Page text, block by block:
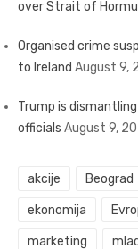
over Strait of
Organised crime
to Ireland August 9,
Trump is
officials August 9,
akcije Beograd
ekonomija
marketing